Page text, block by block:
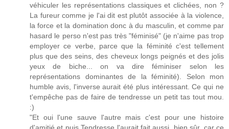
véhiculer les représentations classiques et clichées, non ?
La fureur comme je l'ai dit est plutôt associée à la violence,
la force et la domination donc à du masculin, et comme par
hasard le perso n'est pas très "féminisé" (je n'aime pas trop
employer ce verbe, parce que la féminité c'est tellement
plus que des seins, des cheveux longs peignés et des jolis
yeux de biche... on va dire féminiser selon les
représentations dominantes de la féminité). Selon mon
humble avis, l'inverse aurait été plus intéressant. Ce qui ne
t'empêche pas de faire de tendresse un petit tas tout mou.
:)
"Et oui l'une sauve l'autre mais c'est pour une histoire
d'amitié et puis Tendresse l'aurait fait aussi, bien sûr, car ce